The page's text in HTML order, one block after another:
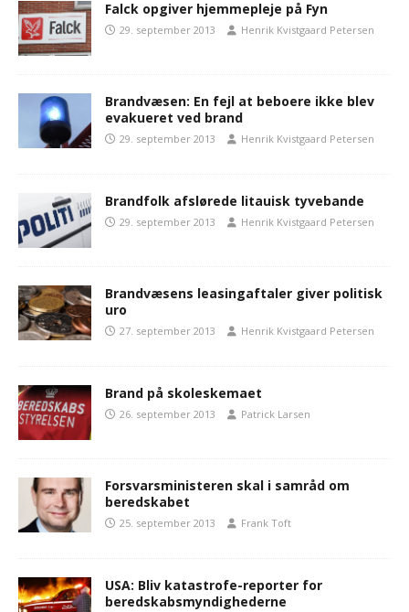
Falck opgiver hjemmepleje på Fyn
29. september 2013 Henrik Kvistgaard Petersen
Brandvæsen: En fejl at beboere ikke blev
evakueret ved brand
29. september 2013 Henrik Kvistgaard Petersen
Brandfolk afslørede litauisk tyvebande
29. september 2013 Henrik Kvistgaard Petersen
Brandvæsens leasingaftaler giver politisk
uro
27. september 2013 Henrik Kvistgaard Petersen
Brand på skoleskemaet
26. september 2013 Patrick Larsen
Forsvarsministeren skal i samråd om
beredskabet
25. september 2013 Frank Toft
USA: Bliv katastrofe-reporter for
beredskabsmyndighederne